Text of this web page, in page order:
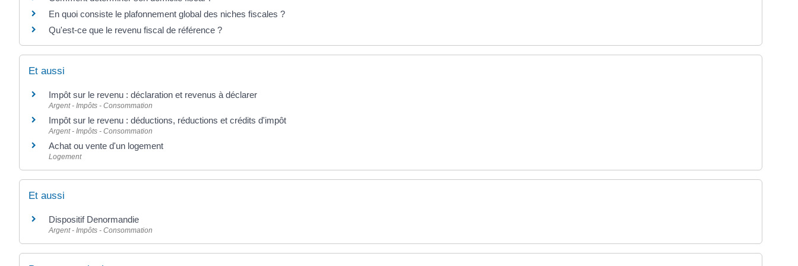
En quoi consiste le plafonnement global des niches fiscales ?
Qu'est-ce que le revenu fiscal de référence ?
Et aussi
Impôt sur le revenu : déclaration et revenus à déclarer
Argent - Impôts - Consommation
Impôt sur le revenu : déductions, réductions et crédits d'impôt
Argent - Impôts - Consommation
Achat ou vente d'un logement
Logement
Et aussi
Dispositif Denormandie
Argent - Impôts - Consommation